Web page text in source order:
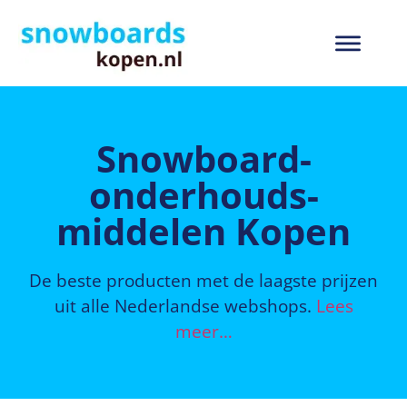
Snowboard­
onderhouds­
middelen Kopen
De beste producten met de laagste prijzen
uit alle Nederlandse webshops. Lees
meer…